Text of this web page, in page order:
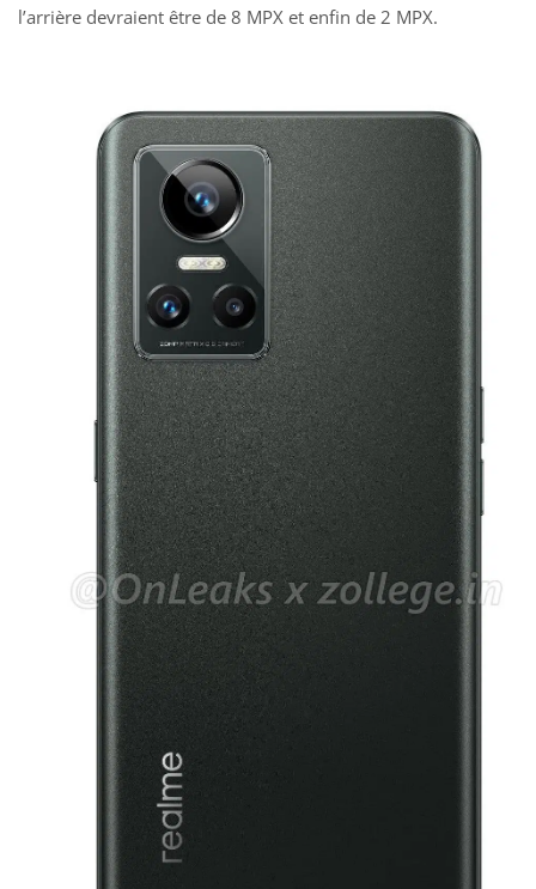
l’arrière devraient être de 8 MPX et enfin de 2 MPX.